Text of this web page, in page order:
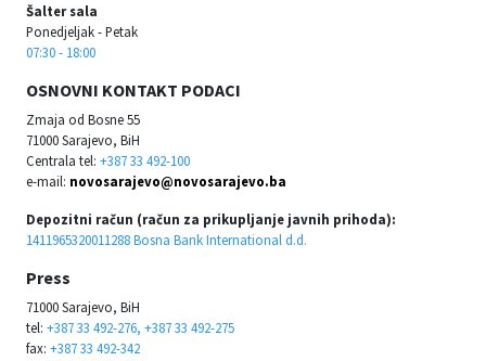
Šalter sala
Ponedjeljak - Petak
07:30 - 18:00
OSNOVNI KONTAKT PODACI
Zmaja od Bosne 55
71000 Sarajevo, BiH
Centrala tel: +387 33 492-100
e-mail: novosarajevo@novosarajevo.ba
Depozitni račun (račun za prikupljanje javnih prihoda):
1411965320011288 Bosna Bank International d.d.
Press
71000 Sarajevo, BiH
tel: +387 33 492-276, +387 33 492-275
fax: +387 33 492-342